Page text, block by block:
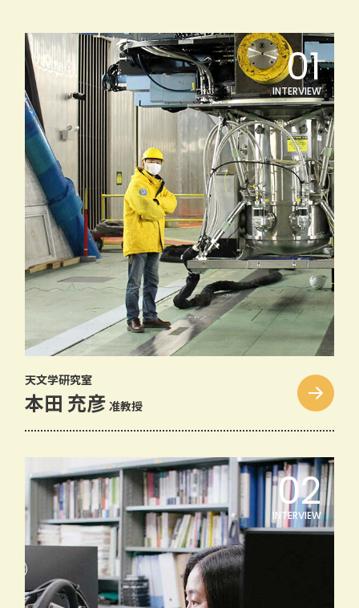
就職・資格・進路
就職情報
取得できる資格
卒業後の進路
関連リンク
サイトマップ
お問い合わせ
理大ホームページ
入試情報
天文学研究室
本田 充彦 准教授